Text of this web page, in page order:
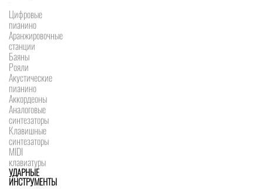
Цифровые
пианино
Аранжировочные
станции
Баяны
Рояли
Акустические
пианино
Аккордеоны
Аналоговые
синтезаторы
Клавишные
синтезаторы
MIDI
клавиатуры
УДАРНЫЕ
ИНСТРУМЕНТЫ